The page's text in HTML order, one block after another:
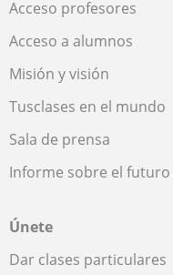
Acceso profesores
Acceso a alumnos
Misión y visión
Tusclases en el mundo
Sala de prensa
Informe sobre el futuro
Únete
Dar clases particulares